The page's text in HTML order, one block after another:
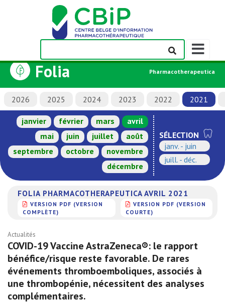
Afficher/
la
de
navigation
Folia Pharmacotherapeutica
2026 2025 2024 2023 2022 2021
janvier février mars
avril
mai
juin juillet
août
septembre
octobre
novembre
décembre
SÉLECTION
janv. - juin
juill. - déc.
FOLIA PHARMACOTHERAPEUTICA AVRIL 2021
VERSION PDF (VERSION
COMPLÈTE)
VERSION PDF (VERSION
COURTE)
Actualités
COVID-19 Vaccine AstraZeneca®: le rapport
bénéfice/risque reste favorable. De rares
événements thromboemboliques, associés à
une thrombopénie, nécessitent des analyses
complémentaires.